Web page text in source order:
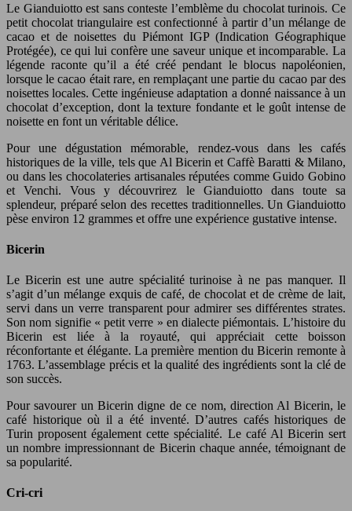
Le Gianduiotto est sans conteste l’emblème du chocolat turinois. Ce
petit chocolat triangulaire est confectionné à partir d’un mélange de
cacao et de noisettes du Piémont IGP (Indication Géographique
Protégée), ce qui lui confère une saveur unique et incomparable. La
légende raconte qu’il a été créé pendant le blocus napoléonien,
lorsque le cacao était rare, en remplaçant une partie du cacao par des
noisettes locales. Cette ingénieuse adaptation a donné naissance à un
chocolat d’exception, dont la texture fondante et le goût intense de
noisette en font un véritable délice.
Pour une dégustation mémorable, rendez-vous dans les cafés
historiques de la ville, tels que Al Bicerin et Caffè Baratti & Milano,
ou dans les chocolateries artisanales réputées comme Guido Gobino
et Venchi. Vous y découvrirez le Gianduiotto dans toute sa
splendeur, préparé selon des recettes traditionnelles. Un Gianduiotto
pèse environ 12 grammes et offre une expérience gustative intense.
Bicerin
Le Bicerin est une autre spécialité turinoise à ne pas manquer. Il
s’agit d’un mélange exquis de café, de chocolat et de crème de lait,
servi dans un verre transparent pour admirer ses différentes strates.
Son nom signifie « petit verre » en dialecte piémontais. L’histoire du
Bicerin est liée à la royauté, qui appréciait cette boisson
réconfortante et élégante. La première mention du Bicerin remonte à
1763. L’assemblage précis et la qualité des ingrédients sont la clé de
son succès.
Pour savourer un Bicerin digne de ce nom, direction Al Bicerin, le
café historique où il a été inventé. D’autres cafés historiques de
Turin proposent également cette spécialité. Le café Al Bicerin sert
un nombre impressionnant de Bicerin chaque année, témoignant de
sa popularité.
Cri-cri